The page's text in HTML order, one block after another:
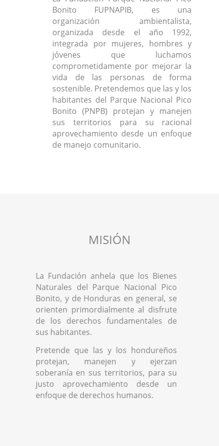
Bonito FUPNAPIB, es una
organización ambientalista,
organizada desde el año 1992,
integrada por mujeres, hombres y
jóvenes que luchamos
comprometidamente por mejorar la
vida de las personas de forma
sostenible. Pretendemos que las y los
habitantes del Parque Nacional Pico
Bonito (PNPB) protejan y manejen
sus territorios para su racional
aprovechamiento desde un enfoque
de manejo comunitario.
MISIÓN
La Fundación anhela que los Bienes
Naturales del Parque Nacional Pico
Bonito, y de Honduras en general, se
orienten primordialmente al disfrute
de los derechos fundamentales de
sus habitantes.
Pretende que las y los hondureños
protejan, manejen y ejerzan
soberanía en sus territorios, para su
justo aprovechamiento desde un
enfoque de derechos humanos.